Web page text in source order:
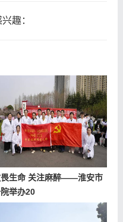
趣：
生命 关注麻醉——淮安市
举办20